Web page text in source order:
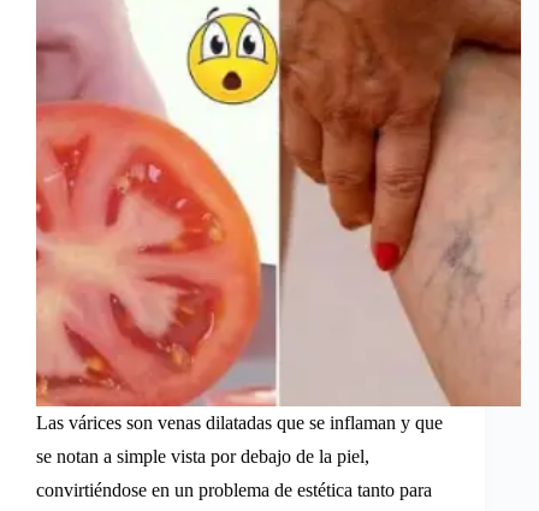
Las várices son venas dilatadas que se inflaman y que
se notan a simple vista por debajo de la piel,
convirtiéndose en un problema de estética tanto para